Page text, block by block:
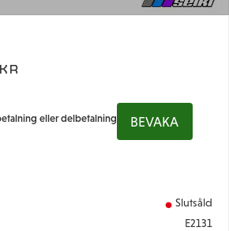
KR
eller delbetalning BEVAKA
Slutsåld
E2131